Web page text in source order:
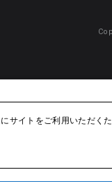
サイトをご利用いただく